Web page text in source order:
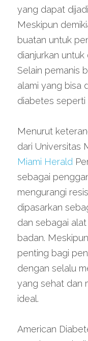
yang dapat
Meskipun
buatan untuk
dianjurkan
Selain pemanis
alami yang bisa
diabetes seperti
Menurut
Miami Herald
sebagai
mengurangi
dipasarkan
dan sebagai
badan.
penting bagi
dengan selalu
yang sehat dan
ideal.
American